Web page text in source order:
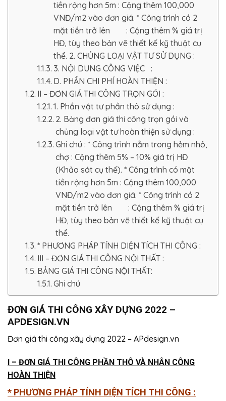
tiền rộng hơn 5m : Cộng thêm 100,000
VNĐ/m2 vào đơn giá. * Công trình có 2
mặt tiền trở lên : Cộng thêm % giá trị
HĐ, tùy theo bản vẽ thiết kế kỹ thuật cụ
thể. 2. CHỦNG LOẠI VẬT TƯ SỬ DỤNG :
3. NỘI DUNG CÔNG VIỆC :
D. PHẦN CHI PHÍ HOÀN THIỆN :
II – ĐƠN GIÁ THI CÔNG TRỌN GÓI :
1. Phần vật tư phần thô sử dụng :
2. Bảng đơn giá thi công trọn gói và
chủng loại vật tư hoàn thiện sử dụng :
Ghi chú : * Công trình nằm trong hẻm nhỏ,
chợ : Cộng thêm 5% – 10% giá trị HĐ
(Khảo sát cụ thế). * Công trình có mặt
tiền rộng hơn 5m : Cộng thêm 100,000
VNĐ/m2 vào đơn giá. * Công trình có 2
mặt tiền trở lên : Cộng thêm % giá trị
HĐ, tùy theo bản vẽ thiết kế kỹ thuật cụ
thể.
* PHƯƠNG PHÁP TÍNH DIỆN TÍCH THI CÔNG :
III – ĐƠN GIÁ THI CÔNG NỘI THẤT :
BẢNG GIÁ THI CÔNG NỘI THẤT:
Ghi chú
ĐƠN GIÁ THI CÔNG XÂY DỰNG 2022 –
APDESIGN.VN
Đơn giá thi công xây dựng 2022 – APdesign.vn
I – ĐƠN GIÁ THI CÔNG PHẦN THÔ VÀ NHÂN CÔNG
HOÀN THIỆN
* PHƯƠNG PHÁP TÍNH DIỆN TÍCH THI CÔNG :